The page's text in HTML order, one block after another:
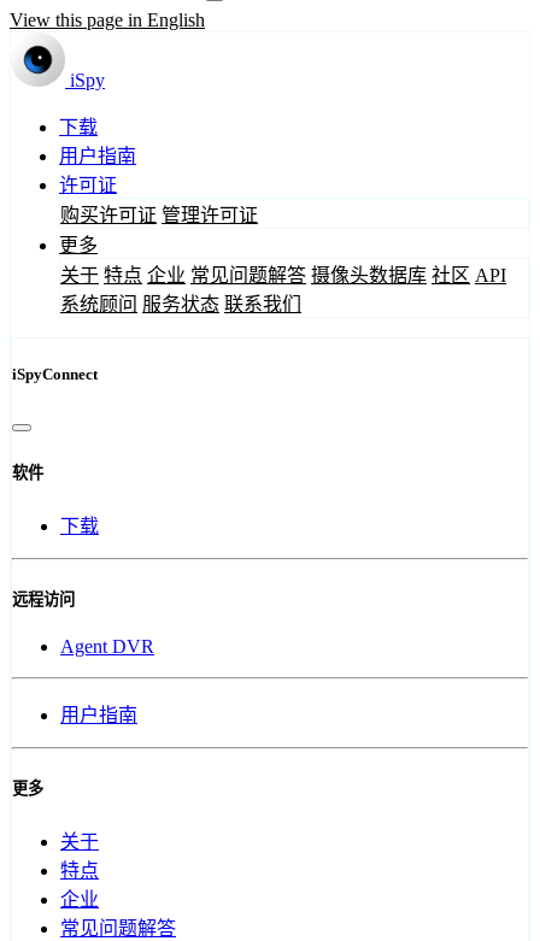
View this page in English
iSpy
下载
用户指南
许可证
购买许可证 管理许可证
更多
关于 特点 企业 常见问题解答 摄像头数据库 社区 API
系统顾问 服务状态 联系我们
iSpyConnect
软件
下载
远程访问
Agent DVR
用户指南
更多
关于
特点
企业
常见问题解答